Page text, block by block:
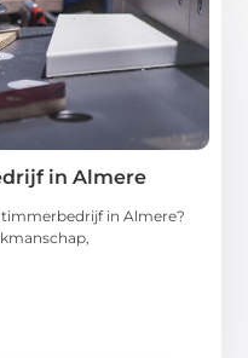
in Almere
in Almere?